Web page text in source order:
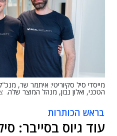
מייסדי סיל סקיוריטי: איתמר שר,
הטכני, ואלון נבון, מנהל המוצר שלה.
בראש הכותרות
עוד גיוס בסייבר: